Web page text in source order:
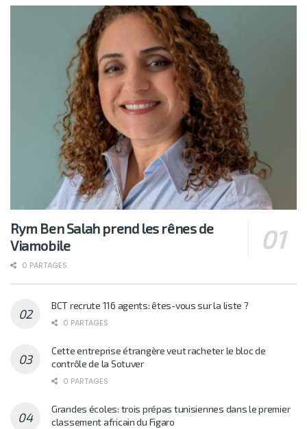
Rym Ben Salah prend les rênes de
Viamobile
0 PARTAGES
BCT recrute 116 agents: êtes-vous sur la liste ?
0 PARTAGES
Cette entreprise étrangère veut racheter le bloc de
contrôle de la Sotuver
0 PARTAGES
Grandes écoles: trois prépas tunisiennes dans le premier
classement africain du Figaro